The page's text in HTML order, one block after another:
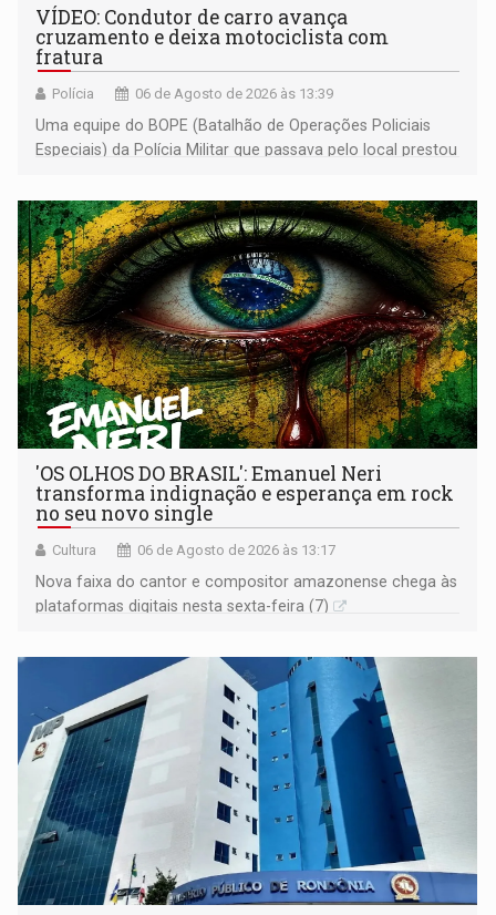
VÍDEO: Condutor de carro avança
cruzamento e deixa motociclista com
fratura
Polícia 06 de Agosto de 2026 às 13:39
Uma equipe do BOPE (Batalhão de Operações Policiais
Especiais) da Polícia Militar que passava pelo local prestou
'OS OLHOS DO BRASIL': Emanuel Neri
transforma indignação e esperança em rock
no seu novo single
Cultura 06 de Agosto de 2026 às 13:17
Nova faixa do cantor e compositor amazonense chega às
plataformas digitais nesta sexta-feira (7)